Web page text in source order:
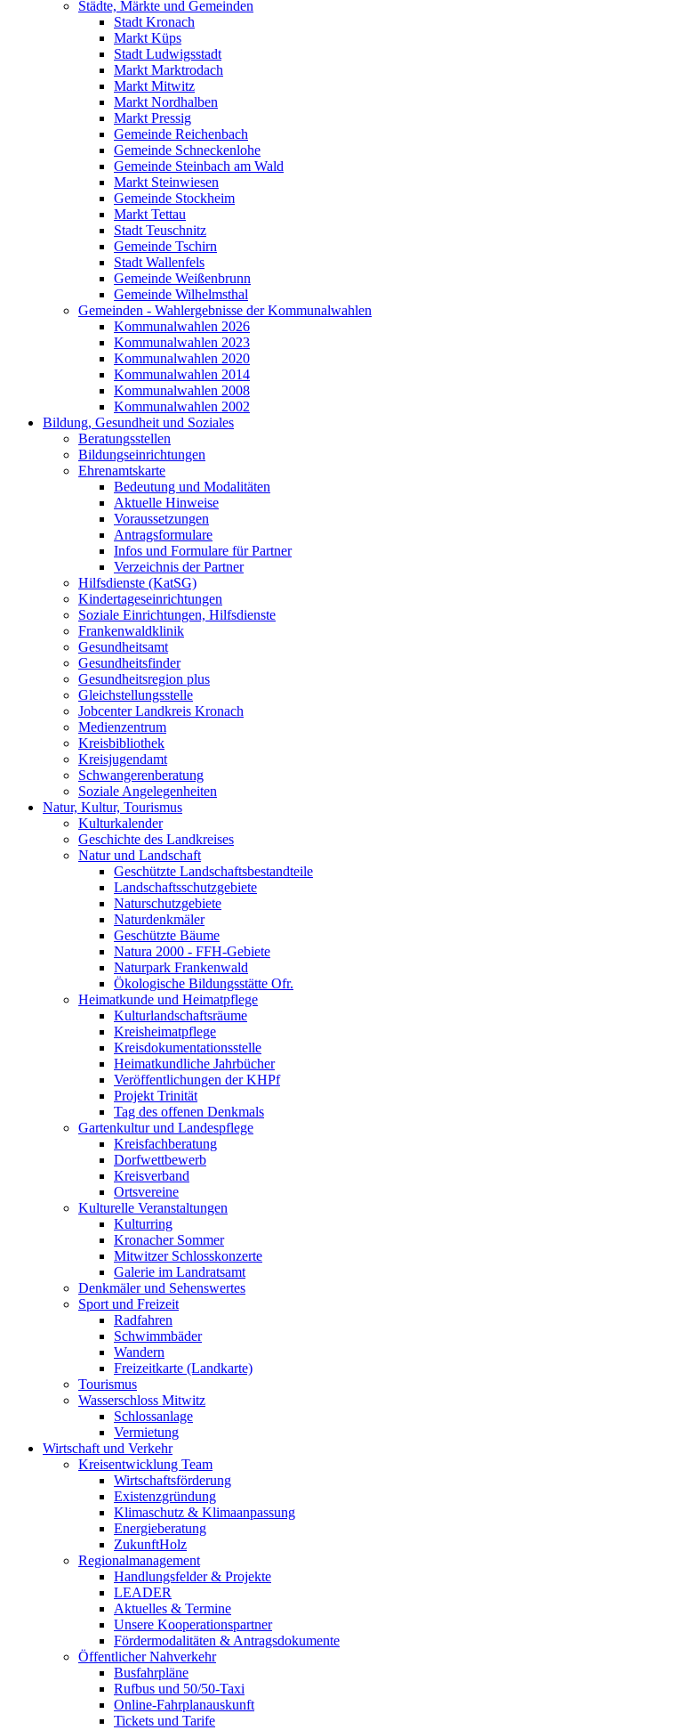
Städte, Märkte und Gemeinden
Stadt Kronach
Markt Küps
Stadt Ludwigsstadt
Markt Marktrodach
Markt Mitwitz
Markt Nordhalben
Markt Pressig
Gemeinde Reichenbach
Gemeinde Schneckenlohe
Gemeinde Steinbach am Wald
Markt Steinwiesen
Gemeinde Stockheim
Markt Tettau
Stadt Teuschnitz
Gemeinde Tschirn
Stadt Wallenfels
Gemeinde Weißenbrunn
Gemeinde Wilhelmsthal
Gemeinden - Wahlergebnisse der Kommunalwahlen
Kommunalwahlen 2026
Kommunalwahlen 2023
Kommunalwahlen 2020
Kommunalwahlen 2014
Kommunalwahlen 2008
Kommunalwahlen 2002
Bildung, Gesundheit und Soziales
Beratungsstellen
Bildungseinrichtungen
Ehrenamtskarte
Bedeutung und Modalitäten
Aktuelle Hinweise
Voraussetzungen
Antragsformulare
Infos und Formulare für Partner
Verzeichnis der Partner
Hilfsdienste (KatSG)
Kindertageseinrichtungen
Soziale Einrichtungen, Hilfsdienste
Frankenwaldklinik
Gesundheitsamt
Gesundheitsfinder
Gesundheitsregion plus
Gleichstellungsstelle
Jobcenter Landkreis Kronach
Medienzentrum
Kreisbibliothek
Kreisjugendamt
Schwangerenberatung
Soziale Angelegenheiten
Natur, Kultur, Tourismus
Kulturkalender
Geschichte des Landkreises
Natur und Landschaft
Geschützte Landschaftsbestandteile
Landschaftsschutzgebiete
Naturschutzgebiete
Naturdenkmäler
Geschützte Bäume
Natura 2000 - FFH-Gebiete
Naturpark Frankenwald
Ökologische Bildungsstätte Ofr.
Heimatkunde und Heimatpflege
Kulturlandschaftsräume
Kreisheimatpflege
Kreisdokumentationsstelle
Heimatkundliche Jahrbücher
Veröffentlichungen der KHPf
Projekt Trinität
Tag des offenen Denkmals
Gartenkultur und Landespflege
Kreisfachberatung
Dorfwettbewerb
Kreisverband
Ortsvereine
Kulturelle Veranstaltungen
Kulturring
Kronacher Sommer
Mitwitzer Schlosskonzerte
Galerie im Landratsamt
Denkmäler und Sehenswertes
Sport und Freizeit
Radfahren
Schwimmbäder
Wandern
Freizeitkarte (Landkarte)
Tourismus
Wasserschloss Mitwitz
Schlossanlage
Vermietung
Wirtschaft und Verkehr
Kreisentwicklung Team
Wirtschaftsförderung
Existenzgründung
Klimaschutz & Klimaanpassung
Energieberatung
ZukunftHolz
Regionalmanagement
Handlungsfelder & Projekte
LEADER
Aktuelles & Termine
Unsere Kooperationspartner
Fördermodalitäten & Antragsdokumente
Öffentlicher Nahverkehr
Busfahrpläne
Rufbus und 50/50-Taxi
Online-Fahrplanauskunft
Tickets und Tarife